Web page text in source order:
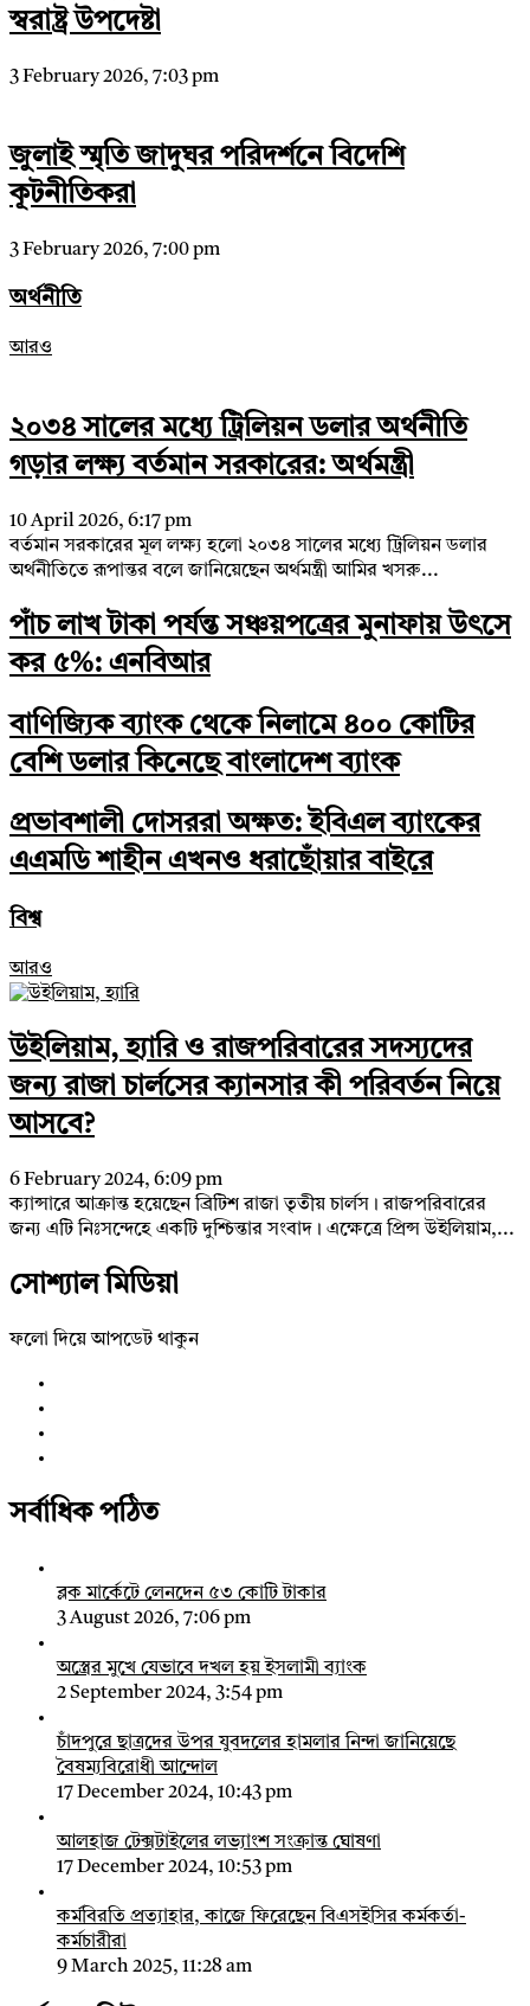
স্বরাষ্ট্র উপদেষ্টা
3 February 2026, 7:03 pm
জুলাই স্মৃতি জাদুঘর পরিদর্শনে বিদেশি
কূটনীতিকরা
3 February 2026, 7:00 pm
অর্থনীতি
আরও
২০৩৪ সালের মধ্যে ট্রিলিয়ন ডলার অর্থনীতি
গড়ার লক্ষ্য বর্তমান সরকারের: অর্থমন্ত্রী
10 April 2026, 6:17 pm
বর্তমান সরকারের মূল লক্ষ্য হলো ২০৩৪ সালের মধ্যে ট্রিলিয়ন ডলার
অর্থনীতিতে রূপান্তর বলে জানিয়েছেন অর্থমন্ত্রী আমির খসরু...
পাঁচ লাখ টাকা পর্যন্ত সঞ্চয়পত্রের মুনাফায় উৎসে
কর ৫%: এনবিআর
বাণিজ্যিক ব্যাংক থেকে নিলামে ৪০০ কোটির
বেশি ডলার কিনেছে বাংলাদেশ ব্যাংক
প্রভাবশালী দোসররা অক্ষত: ইবিএল ব্যাংকের
এএমডি শাহীন এখনও ধরাছোঁয়ার বাইরে
বিশ্ব
আরও
উইলিয়াম, হ্যারি ও রাজপরিবারের সদস্যদের
জন্য রাজা চার্লসের ক্যানসার কী পরিবর্তন নিয়ে
আসবে?
6 February 2024, 6:09 pm
ক্যান্সারে আক্রান্ত হয়েছেন ব্রিটিশ রাজা তৃতীয় চার্লস। রাজপরিবারের
জন্য এটি নিঃসন্দেহে একটি দুশ্চিন্তার সংবাদ। এক্ষেত্রে প্রিন্স উইলিয়াম,...
সোশ্যাল মিডিয়া
ফলো দিয়ে আপডেট থাকুন
সর্বাধিক পঠিত
ব্লক মার্কেটে লেনদেন ৫৩ কোটি টাকার
3 August 2026, 7:06 pm
অস্ত্রের মুখে যেভাবে দখল হয় ইসলামী ব্যাংক
2 September 2024, 3:54 pm
চাঁদপুরে ছাত্রদের উপর যুবদলের হামলার নিন্দা জানিয়েছে
বৈষম্যবিরোধী আন্দোল
17 December 2024, 10:43 pm
আলহাজ টেক্সটাইলের লভ্যাংশ সংক্রান্ত ঘোষণা
17 December 2024, 10:53 pm
কর্মবিরতি প্রত্যাহার, কাজে ফিরেছেন বিএসইসির কর্মকর্তা-
কর্মচারীরা
9 March 2025, 11:28 am